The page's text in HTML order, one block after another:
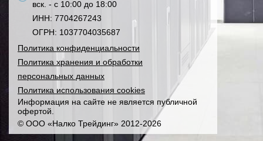
вск. - с 10:00 до 18:00
ИНН: 7704267243
ОГРН: 1037704035687
Политика конфиденциальности
Политика хранения и обработки
персональных данных
Политика использования cookies
Информация на сайте не является публичной
офертой.
© ООО «Налко Трейдинг» 2012-2026